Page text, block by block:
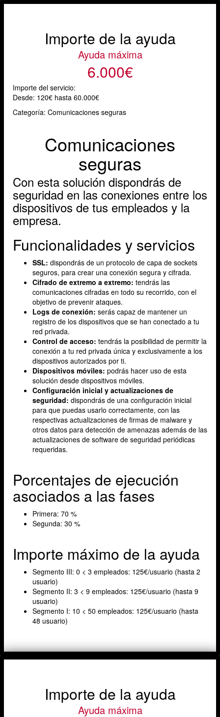
Importe de la ayuda
Ayuda máxima
6.000€
Importe del servicio:
Desde: 120€ hasta 60.000€
Categoría: Comunicaciones seguras
Comunicaciones
seguras
Con esta solución dispondrás de
seguridad en las conexiones entre los
dispositivos de tus empleados y la
empresa.
Funcionalidades y servicios
SSL: dispondrás de un protocolo de capa de sockets
seguros, para crear una conexión segura y cifrada.
Cifrado de extremo a extremo: tendrás las
comunicaciones cifradas en todo su recorrido, con el
objetivo de prevenir ataques.
Logs de conexión: serás capaz de mantener un
registro de los dispositivos que se han conectado a tu
red privada.
Control de acceso: tendrás la posibilidad de permitir la
conexión a tu red privada única y exclusivamente a los
dispositivos autorizados por ti.
Dispositivos móviles: podrás hacer uso de esta
solución desde dispositivos móviles.
Configuración inicial y actualizaciones de
seguridad: dispondrás de una configuración inicial
para que puedas usarlo correctamente, con las
respectivas actualizaciones de firmas de malware y
otros datos para detección de amenazas además de las
actualizaciones de software de seguridad periódicas
requeridas.
Porcentajes de ejecución
asociados a las fases
Primera: 70 %
Segunda: 30 %
Importe máximo de la ayuda
Segmento III: 0 < 3 empleados: 125€/usuario (hasta 2
usuario)
Segmento II: 3 < 9 empleados: 125€/usuario (hasta 9
usuario)
Segmento I: 10 < 50 empleados: 125€/usuario (hasta
48 usuario)
Importe de la ayuda
Ayuda máxima